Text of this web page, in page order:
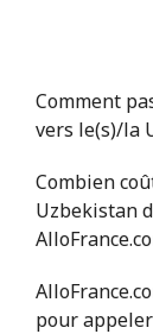
Comment
vers le(s)/la
Combien
Uzbekistan
pour